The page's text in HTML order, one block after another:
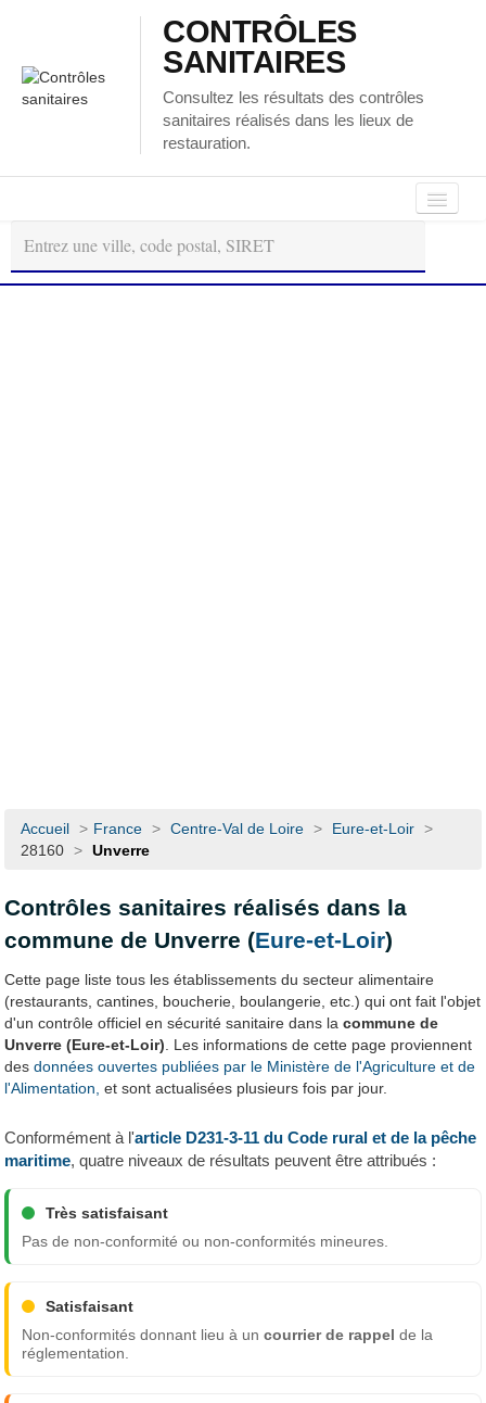
CONTRÔLES
SANITAIRES
Consultez les résultats des contrôles
sanitaires réalisés dans les lieux de
restauration.
Autour
de
moi
Régions
Accueil > France > Centre-Val de Loire > Eure-et-Loir >
28160 > Unverre
Contrôles sanitaires réalisés dans la
commune de Unverre (Eure-et-Loir)
Cette page liste tous les établissements du secteur alimentaire
(restaurants, cantines, boucherie, boulangerie, etc.) qui ont fait l'objet
d'un contrôle officiel en sécurité sanitaire dans lacommune de
Unverre (Eure-et-Loir) . Les informations de cette page proviennent
desdonnées ouvertes publiées par le Ministère de l'Agriculture et de
l'Alimentation, et sont actualisées plusieurs fois par jour.
Conformément à l'article D231-3-11 du Code rural et de la pêche
maritime, quatre niveaux de résultats peuvent être attribués :
Très satisfaisant
Pas de non-conformité ou non-conformités mineures.
Satisfaisant
Non-conformités donnant lieu à uncourrier de rappel de la
réglementation.